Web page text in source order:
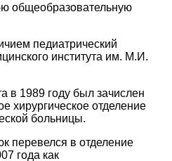
общеобразовательную
педиатрический
института им. М.И.
в 1989 году был зачислен
хирургическое отделение
больницы.
перевелся в отделение
года как